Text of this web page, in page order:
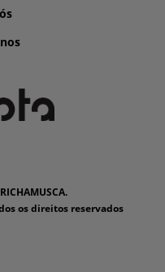
os direitos reservados